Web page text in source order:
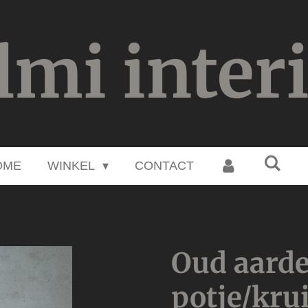
WINKEL CONTACT
Oud
potje/